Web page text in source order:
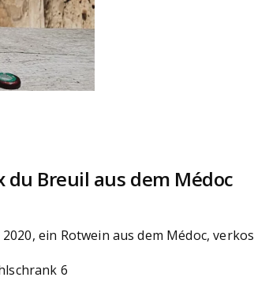
du Breuil aus dem Médoc
ein Rotwein aus dem Médoc,